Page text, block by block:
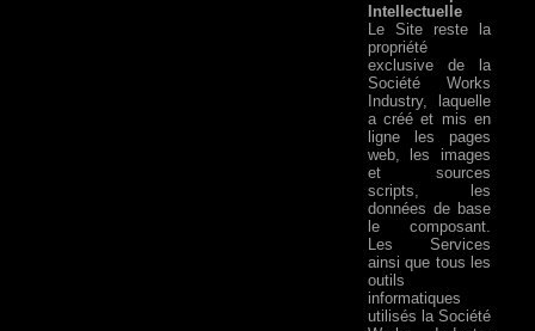
Intellectuelle
Le Site reste la
propriété
exclusive de la
Société Works
Industry, laquelle
a créé et mis en
ligne les pages
web, les images
et sources
scripts, les
données de base
le composant.
Les Services
ainsi que tous les
outils
informatiques
utilisés la Société